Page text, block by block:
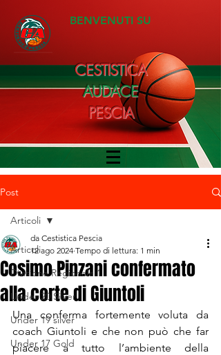
BENVENUTI SU
CESTISTICA
AUDACE
PESCIA
Post
Articoli
Divisione Regionale 1
Under 20 Silver
Under 19 silver
Under 17 Gold
Articoli
Cosimo Pinzani confermato
alla corte di Giuntoli
da Cestistica Pescia
12 ago 2024 Tempo di lettura: 1 min
Una conferma fortemente voluta da
coach Giuntoli e che non può che far
piacere a tutto l’ambiente della